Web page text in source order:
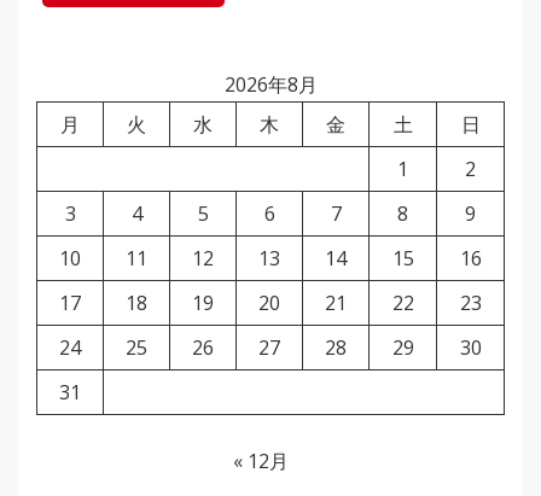
2026年8月
月
火 水 木 金 土
日
1
2
3
4 5 6 7 8
9
10
11 12 13 14 15
16
17
18 19 20 21 22
23
24
25 26 27 28 29
30
31
« 12月